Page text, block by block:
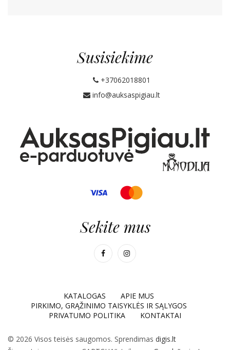
Susisiekime
+37062018801
info@auksaspigiau.lt
Sekite mus
KATALOGAS
APIE MUS
PIRKIMO, GRĄŽINIMO TAISYKLĖS IR SĄLYGOS
PRIVATUMO POLITIKA
KONTAKTAI
© 2026 Visos teisės saugomos. Sprendimas digis.lt